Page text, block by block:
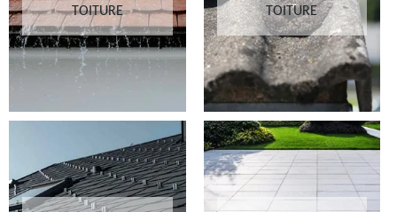
TOITURE
TOITURE